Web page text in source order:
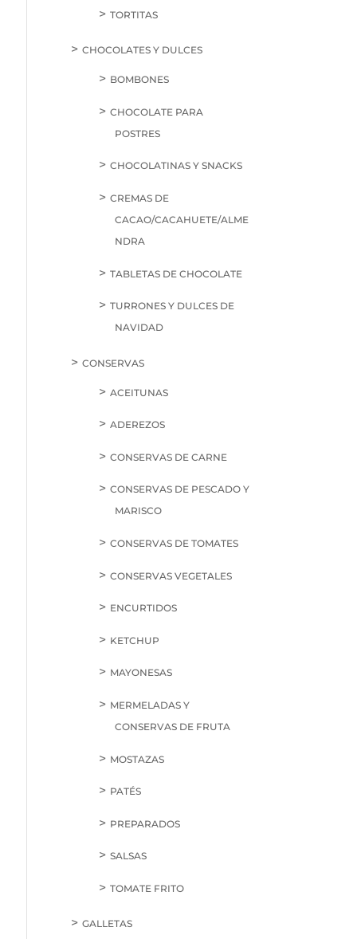
TORTITAS
CHOCOLATES Y DULCES
BOMBONES
CHOCOLATE PARA
POSTRES
CHOCOLATINAS Y SNACKS
CREMAS DE
CACAO/CACAHUETE/ALME
NDRA
TABLETAS DE CHOCOLATE
TURRONES Y DULCES DE
NAVIDAD
CONSERVAS
ACEITUNAS
ADEREZOS
CONSERVAS DE CARNE
CONSERVAS DE PESCADO Y
MARISCO
CONSERVAS DE TOMATES
CONSERVAS VEGETALES
ENCURTIDOS
KETCHUP
MAYONESAS
MERMELADAS Y
CONSERVAS DE FRUTA
MOSTAZAS
PATÉS
PREPARADOS
SALSAS
TOMATE FRITO
GALLETAS